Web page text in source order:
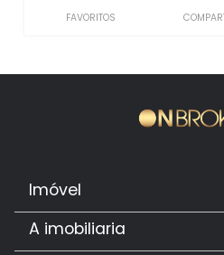
FAVORITOS
Imóvel
A imobiliaria